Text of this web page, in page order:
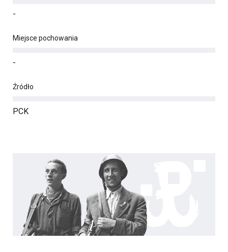
-
Miejsce pochowania
-
Źródło
PCK